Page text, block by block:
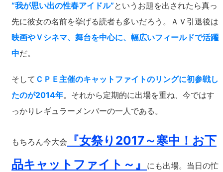
“我が思い出の性春アイドル”というお題を出されたら真っ
先に彼女の名前を挙げる読者も多いだろう。ＡＶ引退後は
映画やＶシネマ、舞台を中心に、幅広いフィールドで活躍
中だ。
そして ＣＰＥ主催のキャットファイトのリングに初参戦し
たのが2014年。それから定期的に出場を重ね、今ではす
っかりレギュラーメンバーの一人である。
もちろん今大会
『女祭り2017～寒中！お下
品キャットファイト～』
にも出場。当日の忙